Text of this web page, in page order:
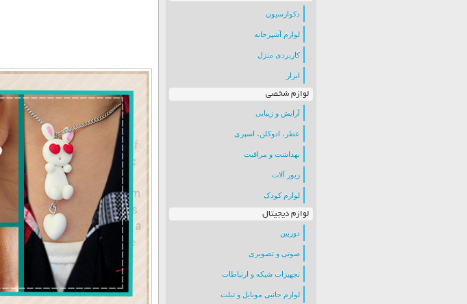
دکوارسیون
لوازم آشپزخانه
کاربردی منزل
ابزار
لوازم شخصی
آرایش و زیبایی
عطر، ادوکلن، اسپری
بهداشت و مراقبت
زیور آلات
لوازم کودک
لوازم دیجیتال
دوربین
صوتی و تصویری
تجهیزات شبکه و ارتباطات
لوازم جانبی موبایل و تبلت